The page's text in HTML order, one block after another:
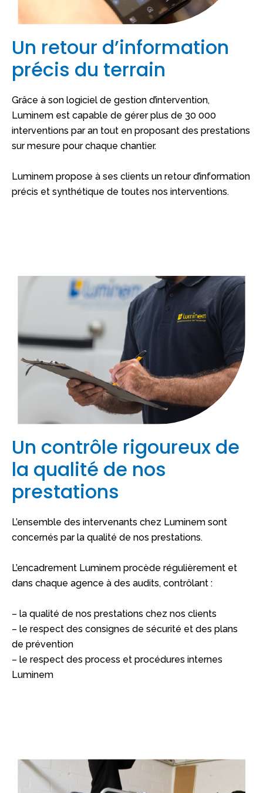
Un retour d’information
précis du terrain
Grâce à son logiciel de gestion d’intervention,
Luminem est capable de gérer plus de 30 000
interventions par an tout en proposant des prestations
sur mesure pour chaque chantier.
Luminem propose à ses clients un retour d’information
précis et synthétique de toutes nos interventions.
Un contrôle rigoureux de
la qualité de nos
prestations
L’ensemble des intervenants chez Luminem sont
concernés par la qualité de nos prestations.
L’encadrement Luminem procède régulièrement et
dans chaque agence à des audits, contrôlant :
– la qualité de nos prestations chez nos clients
– le respect des consignes de sécurité et des plans
de prévention
– le respect des process et procédures internes
Luminem